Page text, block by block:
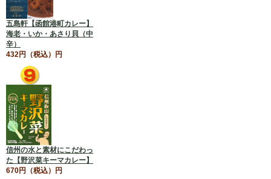
五島軒【函館港町カレー】
海老・いか・あさり貝（中
辛）
432円（税込）円
信州の水と素材にこだわっ
た【野沢菜キーマカレー】
670円（税込）円